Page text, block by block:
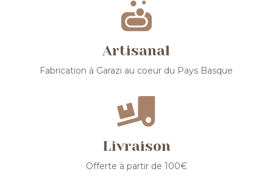

Artisanal
Fabrication à Garazi au coeur du Pays Basque

Livraison
Offerte à partir de 100€